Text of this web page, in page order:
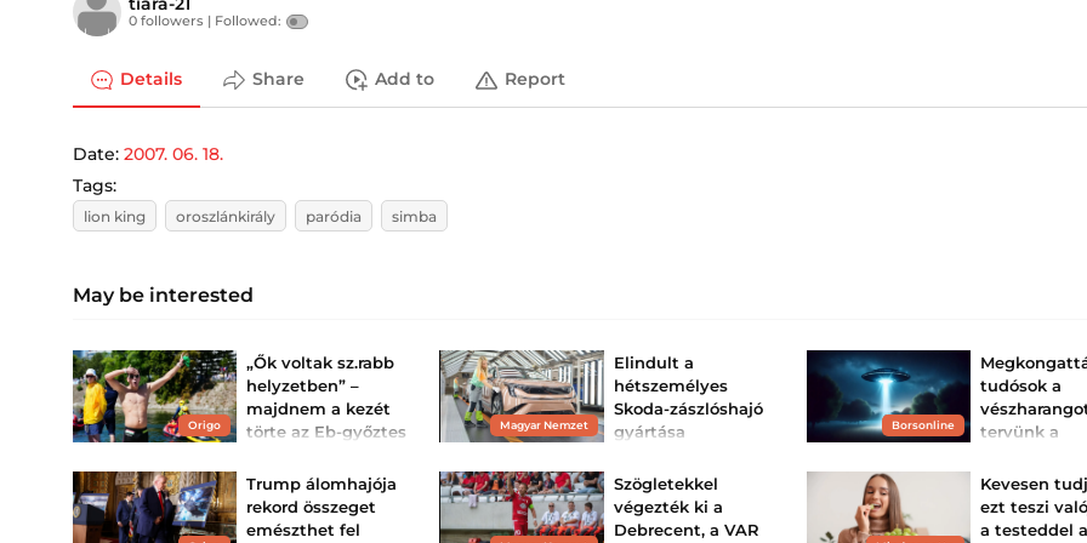
0 followers | Followed:
Details Share Add to Report
Date: 2007. 06. 18.
Tags:
lion king oroszlánkirály paródia simba
May be interested
Origo
„Ők voltak sz.rabb
helyzetben” –
majdnem a kezét
törte az Eb-győztes
Emlékezetes interjút
adott a klasszis úszó,
akiből kitört a feszültség a
csodás győzelme után.
Magyar Nemzet
Elindult a
hétszemélyes
Skoda-zászlóshajó
gyártása
legdrágább modelljét, a
Peaq-et ugyanazon a
soron készítik, mint az
Elroq, az Enyaq és az
Borsonline
tudósok a
tervünk a
érkezésére
Mi történik, ha
civilizáció
észleljük?
Trump álomhajója
rekord összeget
emészthet fel
Szögletekkel
végezték ki a
Debrecent, a VAR
Kevesen
ezt teszi
a testeddel